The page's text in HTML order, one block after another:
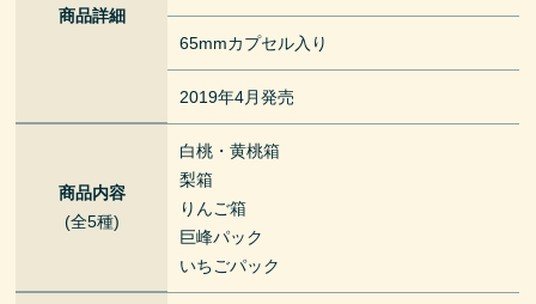
商品詳細
65mmカプセル入り
2019年4月発売
商品内容
(全5種)
白桃・黄桃箱
梨箱
りんご箱
巨峰パック
いちごパック